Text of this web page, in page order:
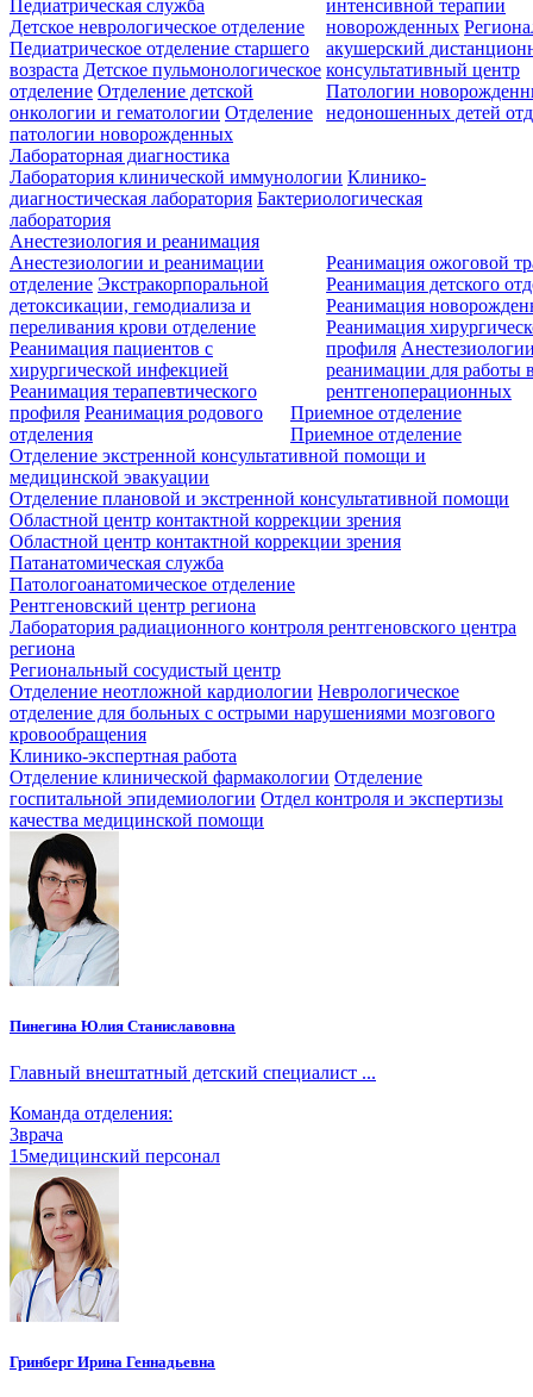
интенсивной терапии
новорожденных
акушерский
консультативный центр
Патологии
недоношенных детей
Педиатрическая служба
Детское неврологическое отделение
Педиатрическое отделение старшего
возраста Детское пульмонологическое
отделение Отделение детской
онкологии и гематологии Отделение
патологии новорожденных
Лабораторная диагностика
Лаборатория клинической иммунологии Клинико-
диагностическая лаборатория Бактериологическая
лаборатория
Анестезиология и реанимация
Анестезиологии и реанимации
отделение Экстракорпоральной
детоксикации, гемодиализа и
переливания крови отделение
Реанимация пациентов с
хирургической инфекцией
Реанимация терапевтического
профиля Реанимация родового
отделения
Реанимация ожоговой
Реанимация детского
Реанимация
Реанимация
профиля
реанимации для работы
рентгеноперационных
Приемное отделение
Приемное отделение
Отделение экстренной консультативной помощи и
медицинской эвакуации
Отделение плановой и экстренной консультативной помощи
Областной центр контактной коррекции зрения
Областной центр контактной коррекции зрения
Патанатомическая служба
Патологоанатомическое отделение
Рентгеновский центр региона
Лаборатория радиационного контроля рентгеновского центра
региона
Региональный сосудистый центр
Отделение неотложной кардиологии Неврологическое
отделение для больных с острыми нарушениями мозгового
кровообращения
Клинико-экспертная работа
Отделение клинической фармакологии Отделение
госпитальной эпидемиологии Отдел контроля и экспертизы
качества медицинской помощи
Пинегина Юлия Станиславовна
Главный внештатный детский специалист ...
Команда отделения:
3врача
15медицинский персонал
Гринберг Ирина Геннадьевна